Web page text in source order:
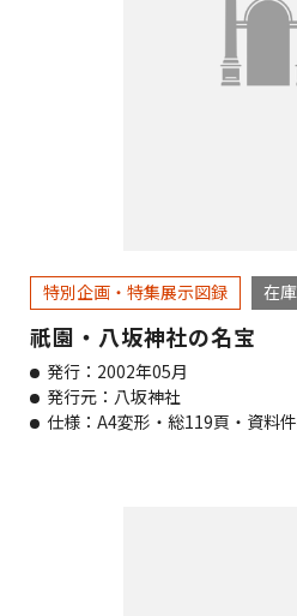
特別企画・特集展示図録 在
祇園・八坂神社の名宝
発行：2002年05月
発行元：八坂神社
仕様：A4変形・総119頁・資料